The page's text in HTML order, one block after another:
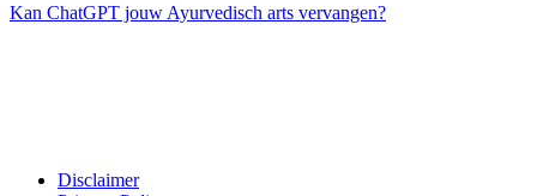
Kan ChatGPT jouw Ayurvedisch arts vervangen?
Disclaimer